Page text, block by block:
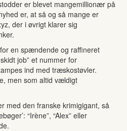
er blevet mangemillionær på
er, at så og så mange er
der i øvrigt klarer sig
en spændende og raffineret
job” et nummer for
ind med træskostøvler.
men som altid vældigt
med den franske krimigigant, så
“Irène”, “Alex” eller